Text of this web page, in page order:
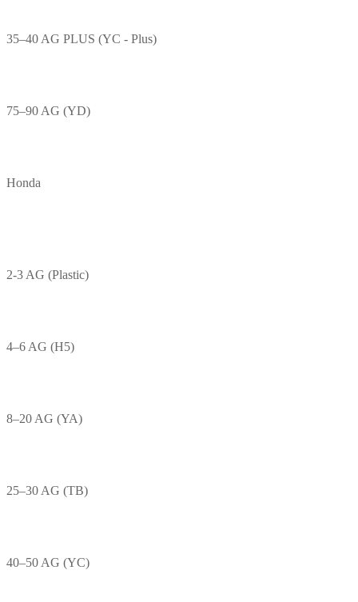
35–40 AG PLUS (YC - Plus)
75–90 AG (YD)
Honda
2-3 AG (Plastic)
4–6 AG (H5)
8–20 AG (YA)
25–30 AG (TB)
40–50 AG (YC)